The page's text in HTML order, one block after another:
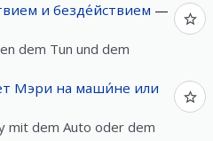
и безде́йствием —
dem Tun und dem
Мэри на маши́не или
mit dem Auto oder dem